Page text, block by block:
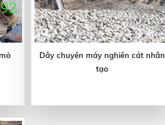
Dây chuyền máy nghiền cát nhân
tạo